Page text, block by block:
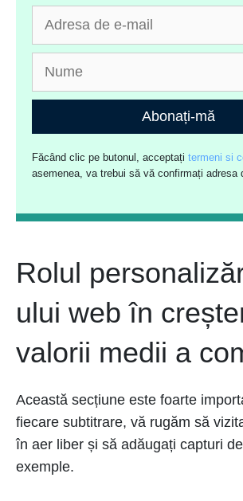
Abonați-mă
Făcând clic pe butonul, acceptațitermeni si
asemenea, va trebui să vă confirmați adresa
Rolul
ului web în
valorii medii a
Această secțiune este foarte
fiecare subtitrare, vă rugăm să
în aer liber și să adăugați capturi
exemple.